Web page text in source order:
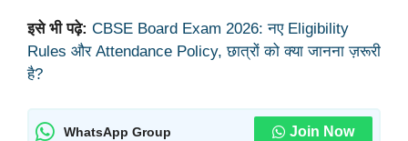
इसे भी पढ़े: CBSE Board Exam 2026: नए Eligibility
Rules और Attendance Policy, छात्रों को क्या जानना ज़रूरी
है?
WhatsApp Group Join Now